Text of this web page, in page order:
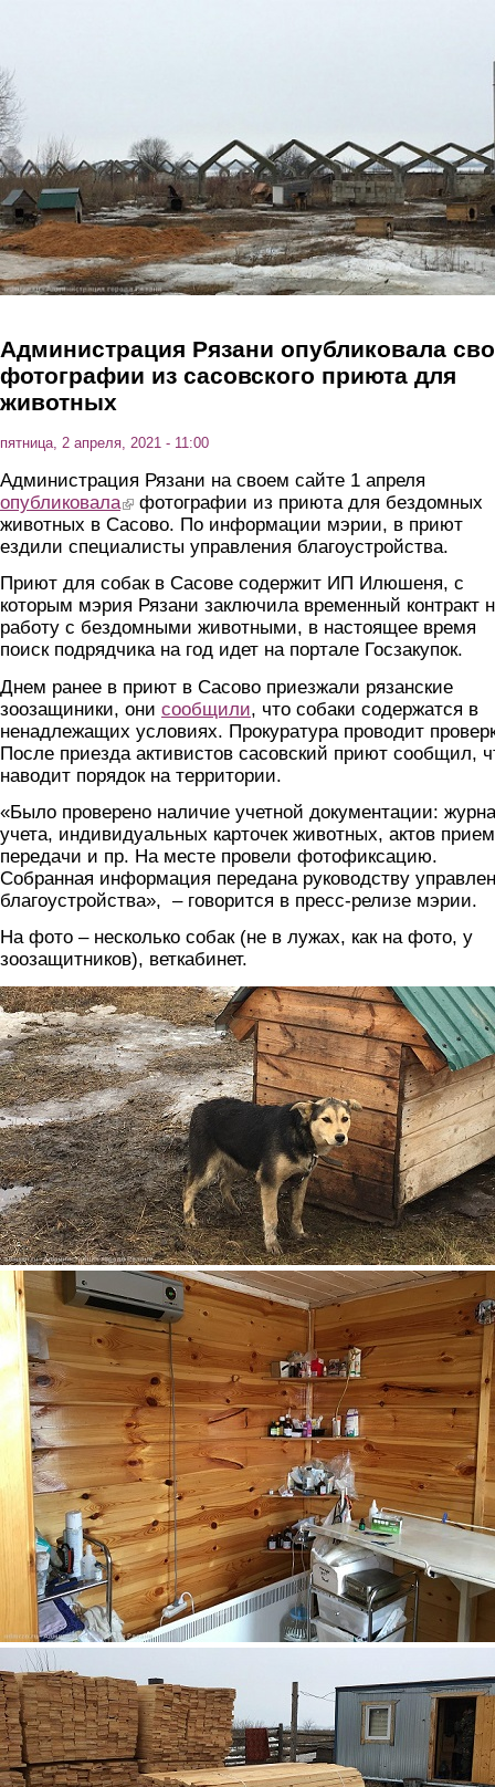
Администрация Рязани опубликовала
фотографии из сасовского приюта для
животных
пятница, 2 апреля, 2021 - 11:00
Администрация Рязани на своем сайте 1 апреля
опубликовала(link is external)
фотографии из приюта для бездомных
животных в Сасово. По информации мэрии, в приют
ездили специалисты управления благоустройства.
Приют для собак в Сасове содержит ИП Илюшеня, с
которым мэрия Рязани заключила временный контракт
работу с бездомными животными, в настоящее время
поиск подрядчика на год идет на портале Госзакупок.
Днем ранее в приют в Сасово приезжали рязанские
зоозащиники, они сообщили, что собаки содержатся в
ненадлежащих условиях. Прокуратура проводит
После приезда активистов сасовский приют сообщил,
наводит порядок на территории.
«Было проверено наличие учетной документации:
учета, индивидуальных карточек животных, актов
передачи и пр. На месте провели фотофиксацию.
Собранная информация передана руководству
благоустройства», – говорится в пресс-релизе мэрии.
На фото – несколько собак (не в лужах, как на фото, у
зоозащитников), веткабинет.
5.jpg
4.jpg
3.jpg